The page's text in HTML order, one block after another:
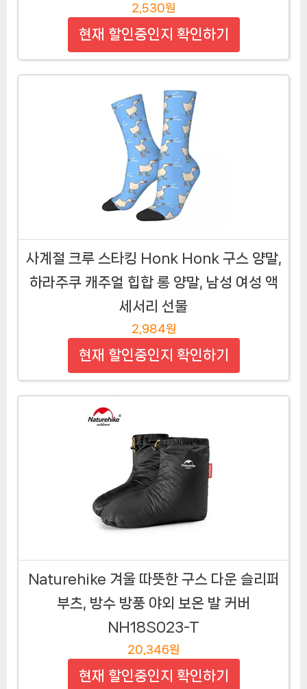
2,530원
현재 할인중인지 확인하기
사계절 크루 스타킹 Honk Honk 구스 양말,
하라주쿠 캐주얼 힙합 롱 양말, 남성 여성 액
세서리 선물
2,984원
현재 할인중인지 확인하기
Naturehike 겨울 따뜻한 구스 다운 슬리퍼
부츠, 방수 방풍 야외 보온 발 커버
NH18S023-T
20,346원
현재 할인중인지 확인하기